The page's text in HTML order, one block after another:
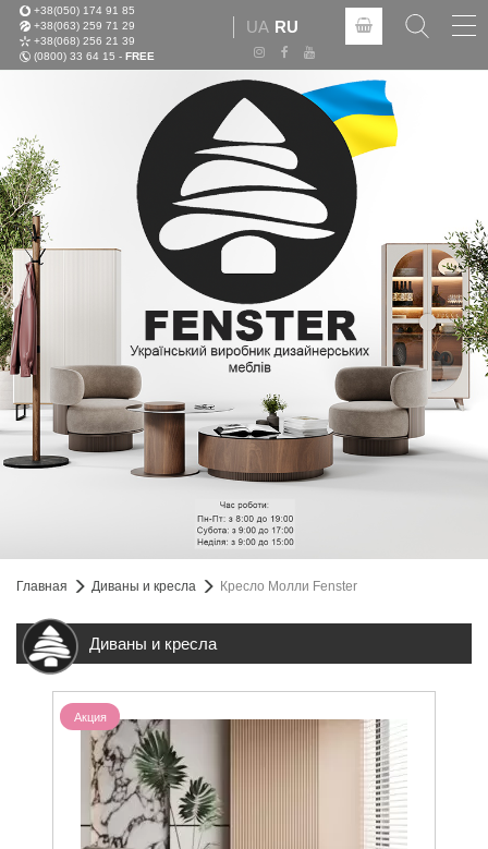
+38(050) 174 91 85
+38(063) 259 71 29
+38(068) 256 21 39
(0800) 33 64 15 - FREE
UA RU
Главная Диваны и кресла Кресло Молли Fenster
Диваны и кресла
Акция